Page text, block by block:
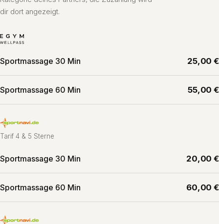
dir dort angezeigt.
Sportmassage 30 Min 25,00 €
Sportmassage 60 Min 55,00 €
Tarif 4 & 5 Sterne
Sportmassage 30 Min 20,00 €
Sportmassage 60 Min 60,00 €